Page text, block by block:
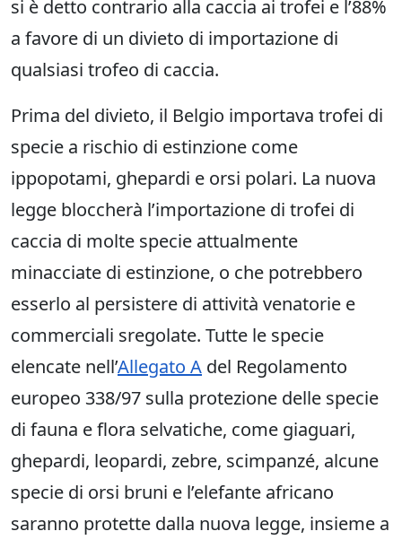
si è detto contrario alla caccia ai trofei e l’88%
a favore di un divieto di importazione di
qualsiasi trofeo di caccia.
Prima del divieto, il Belgio importava trofei di
specie a rischio di estinzione come
ippopotami, ghepardi e orsi polari. La nuova
legge bloccherà l’importazione di trofei di
caccia di molte specie attualmente
minacciate di estinzione, o che potrebbero
esserlo al persistere di attività venatorie e
commerciali sregolate. Tutte le specie
elencate nell’Allegato A del Regolamento
europeo 338/97 sulla protezione delle specie
di fauna e flora selvatiche, come giaguari,
ghepardi, leopardi, zebre, scimpanzé, alcune
specie di orsi bruni e l’elefante africano
saranno protette dalla nuova legge, insieme a